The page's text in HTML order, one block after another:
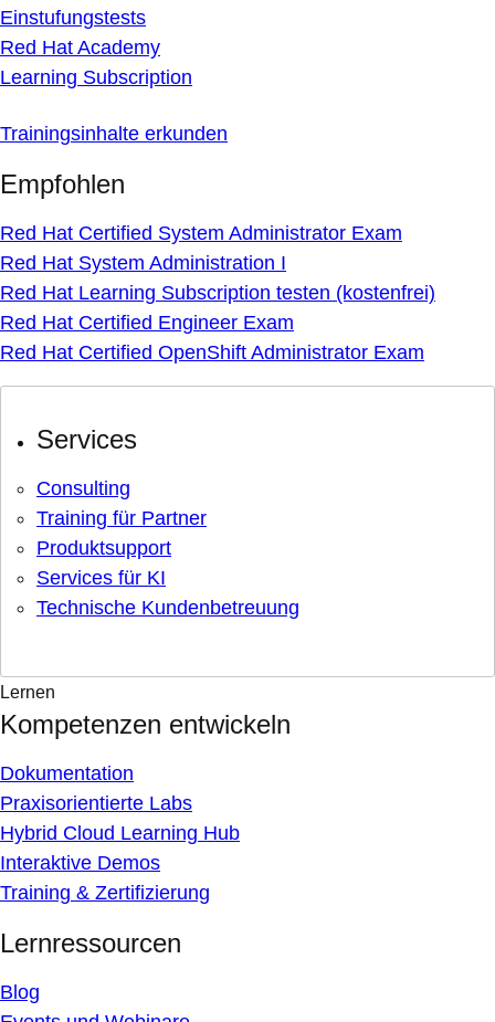
Einstufungstests
Red Hat Academy
Learning Subscription
Trainingsinhalte erkunden
Empfohlen
Red Hat Certified System Administrator Exam
Red Hat System Administration I
Red Hat Learning Subscription testen (kostenfrei)
Red Hat Certified Engineer Exam
Red Hat Certified OpenShift Administrator Exam
Services
Consulting
Training für Partner
Produktsupport
Services für KI
Technische Kundenbetreuung
Lernen
Kompetenzen entwickeln
Dokumentation
Praxisorientierte Labs
Hybrid Cloud Learning Hub
Interaktive Demos
Training & Zertifizierung
Lernressourcen
Blog